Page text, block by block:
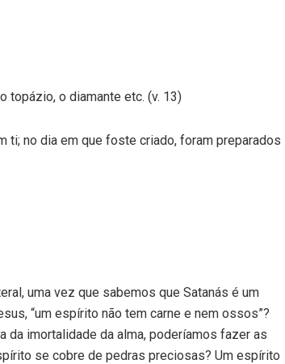
topázio, o diamante etc. (v. 13)
no dia em que foste criado, foram preparados
uma vez que sabemos que Satanás é um
“um espírito não tem carne e nem ossos”?
imortalidade da alma, poderíamos fazer as
se cobre de pedras preciosas? Um espírito